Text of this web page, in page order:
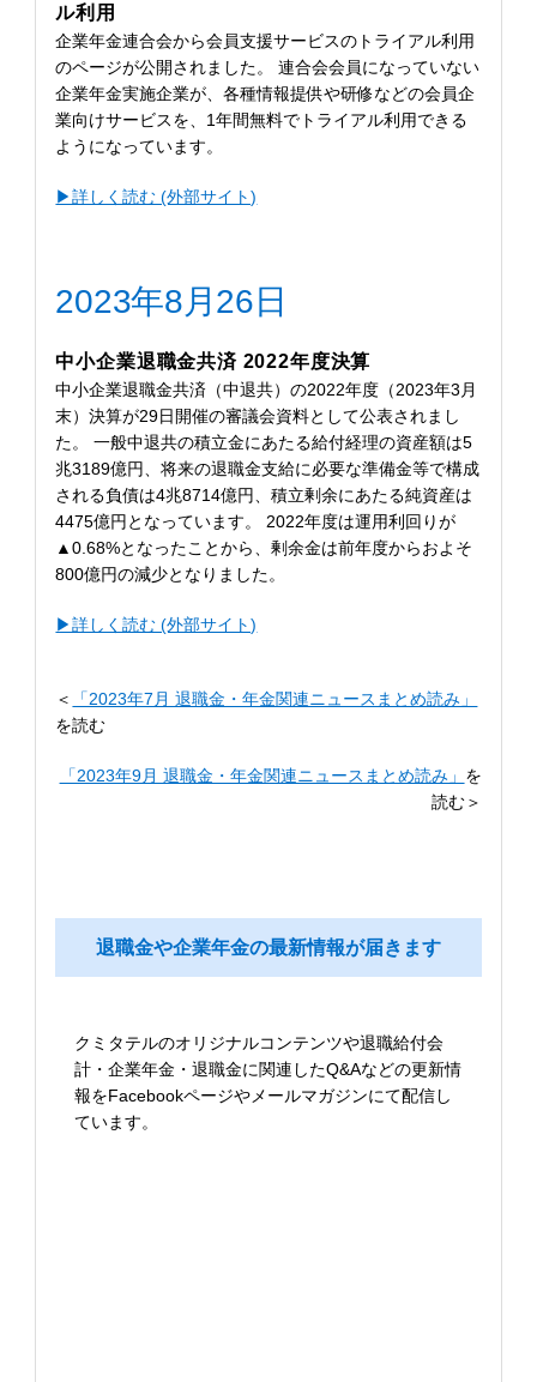
ル利用
企業年金連合会から会員支援サービスのトライアル利用
のページが公開されました。 連合会会員になっていない
企業年金実施企業が、各種情報提供や研修などの会員企
業向けサービスを、1年間無料でトライアル利用できる
ようになっています。
▶︎詳しく読む (外部サイト)
2023年8月26日
中小企業退職金共済 2022年度決算
中小企業退職金共済（中退共）の2022年度（2023年3月
末）決算が29日開催の審議会資料として公表されまし
た。 一般中退共の積立金にあたる給付経理の資産額は5
兆3189億円、将来の退職金支給に必要な準備金等で構成
される負債は4兆8714億円、積立剰余にあたる純資産は
4475億円となっています。 2022年度は運用利回りが
▲0.68%となったことから、剰余金は前年度からおよそ
800億円の減少となりました。
▶︎詳しく読む (外部サイト)
＜
「2023年7月 退職金・年金関連ニュースまとめ読み」
を読む
「2023年9月 退職金・年金関連ニュースまとめ読み」 を
読む＞
退職金や企業年金の最新情報が届きます
クミタテルのオリジナルコンテンツや退職給付会
計・企業年金・退職金に関連したQ&Aなどの更新情
報をFacebookページやメールマガジンにて配信し
ています。